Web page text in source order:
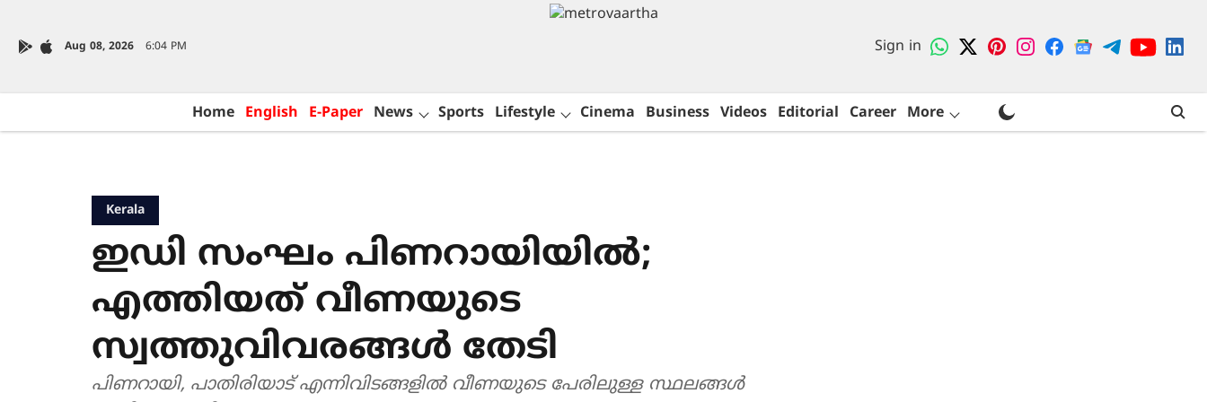
Aug 08, 2026 6:04 PM Sign in
Home English E-Paper News Sports Lifestyle Cinema Business Videos Editorial Career More
Kerala
ഇഡി സംഘം പിണറായിയിൽ;
എത്തിയത് വീണയുടെ
സ്വത്തുവിവരങ്ങൾ തേടി
പിണറായി, പാതിരിയാട് എന്നിവിടങ്ങളിൽ വീണയുടെ പേരിലുള്ള സ്ഥലങ്ങൾ